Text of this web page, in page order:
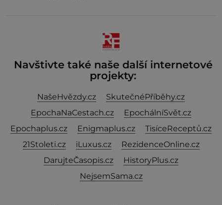
Navštivte také naše další internetové
projekty:
NašeHvězdy.cz
SkutečnéPříběhy.cz
EpochaNaCestach.cz
EpochálníSvět.cz
Epochaplus.cz
Enigmaplus.cz
TisíceReceptů.cz
21Stoleti.cz
iLuxus.cz
RezidenceOnline.cz
DarujteČasopis.cz
HistoryPlus.cz
NejsemSama.cz